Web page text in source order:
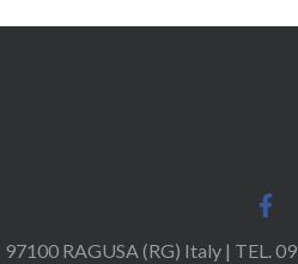
RAGUSA (RG) Italy | TEL.